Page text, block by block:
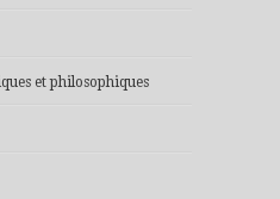
et philosophiques